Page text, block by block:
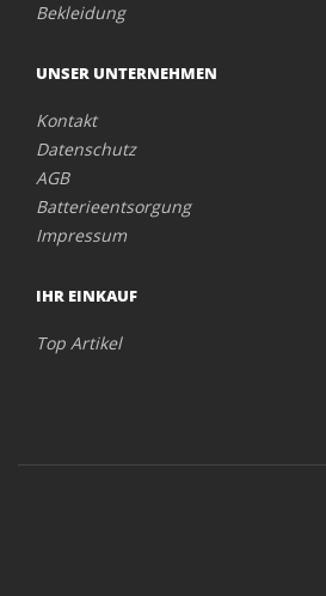
Bekleidung
UNSER UNTERNEHMEN
Kontakt
Datenschutz
AGB
Batterieentsorgung
Impressum
IHR EINKAUF
Top Artikel